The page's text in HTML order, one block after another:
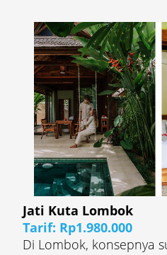
Jati Kuta Lombok
Tarif: Rp1.980.000
Di Lombok, konsepnya